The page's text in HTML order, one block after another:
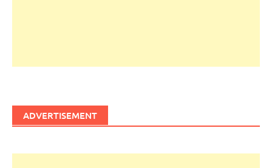
ADVERTISEMENT